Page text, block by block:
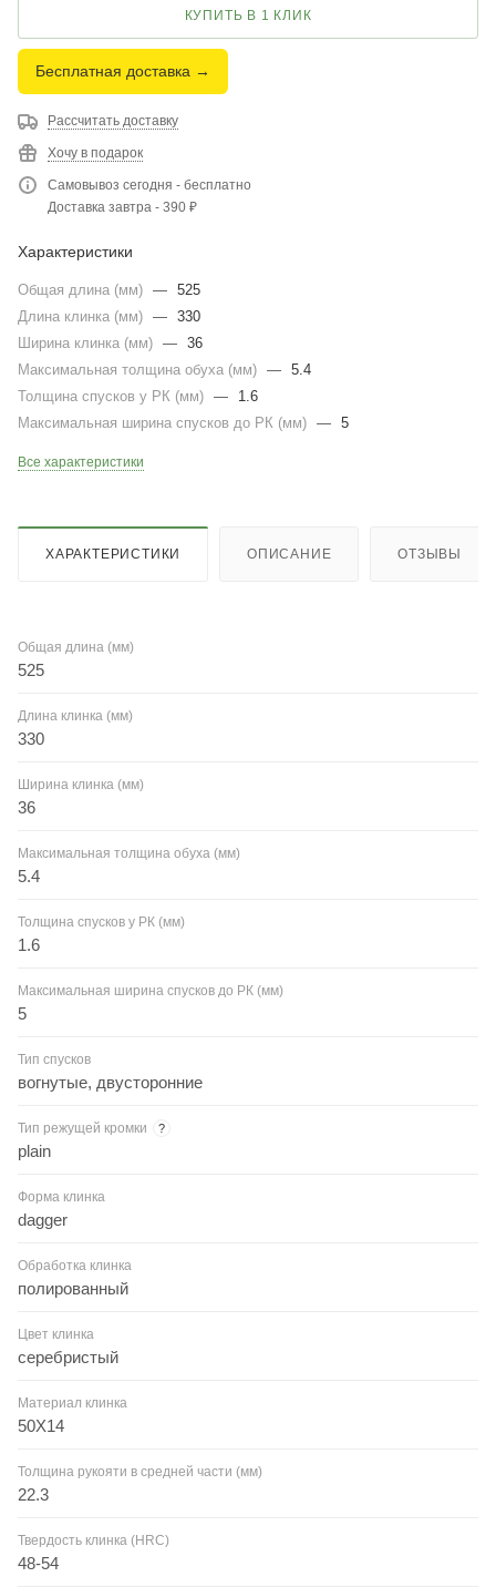
КУПИТЬ В 1 КЛИК
Бесплатная доставка →
Рассчитать доставку
Хочу в подарок
Самовывоз сегодня - бесплатно
Доставка завтра - 390 ₽
Характеристики
Общая длина (мм) — 525
Длина клинка (мм) — 330
Ширина клинка (мм) — 36
Максимальная толщина обуха (мм) — 5.4
Толщина спусков у РК (мм) —
1.6
Максимальная ширина спусков до РК (мм) — 5
Все характеристики
ХАРАКТЕРИСТИКИ ОПИСАНИЕ ОТЗЫВЫ
Общая длина (мм)
525
Длина клинка (мм)
330
Ширина клинка (мм)
36
Максимальная толщина обуха (мм)
5.4
Толщина спусков у РК (мм)
1.6
Максимальная ширина спусков до РК (мм)
5
Тип спусков
вогнутые, двусторонние
Тип режущей кромки ?
plain
Форма клинка
dagger
Обработка клинка
полированный
Цвет клинка
серебристый
Материал клинка
50Х14
Толщина рукояти в средней части (мм)
22.3
Твердость клинка (HRC)
48-54